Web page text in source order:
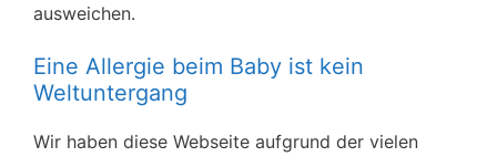
ausweichen.
Eine Allergie beim Baby ist kein
Weltuntergang
Wir haben diese Webseite aufgrund der vielen